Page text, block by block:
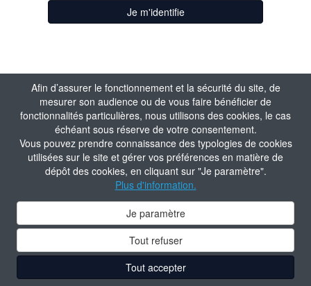
Afin d’assurer le fonctionnement et la sécurité du site, de
mesurer son audience ou de vous faire bénéficier de
fonctionnalités particulières, nous utilisons des cookies, le cas
échéant sous réserve de votre consentement.
Vous pouvez prendre connaissance des typologies de cookies
utilisées sur le site et gérer vos préférences en matière de
dépôt des cookies, en cliquant sur "Je paramètre".
Plus d'information.
Je paramètre
Tout refuser
Tout accepter
Je m'identifie